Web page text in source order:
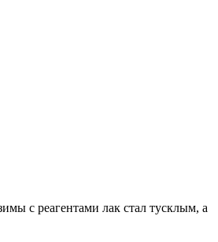
с реагентами лак стал тусклым, а